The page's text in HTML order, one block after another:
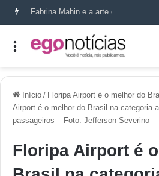
Fabrina Mahin e a arte de reconstruir
Início / Floripa Airport é o melhor do
Airport é o melhor do Brasil na categoria
passageiros – Foto: Jefferson Severino
Floripa Airport é